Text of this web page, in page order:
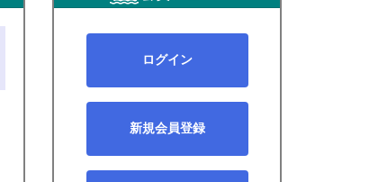
ログイン
新規会員登録